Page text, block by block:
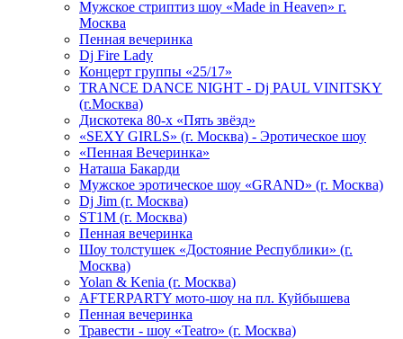
Мужское стриптиз шоу «Made in Heaven» г.
Москва
Пенная вечеринка
Dj Fire Lady
Концерт группы «25/17»
TRANCE DANCE NIGHT - Dj PAUL VINITSKY
(г.Москва)
Дискотека 80-х «Пять звёзд»
«SEXY GIRLS» (г. Москва) - Эротическое шоу
«Пенная Вечеринка»
Hаташа Бакарди
Мужское эротическое шоу «GRAND» (г. Москва)
Dj Jim (г. Москва)
ST1M (г. Москва)
Пенная вечеринка
Шоу толстушек «Достояние Республики» (г.
Москва)
Yolan & Kenia (г. Москва)
AFTERPARTY мото-шоу на пл. Куйбышева
Пенная вечеринка
Травести - шоу «Teatro» (г. Москва)